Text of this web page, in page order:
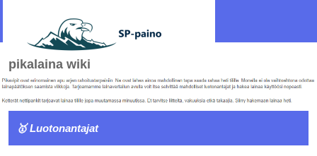
pikalaina wiki
🥇 Luotonantajat